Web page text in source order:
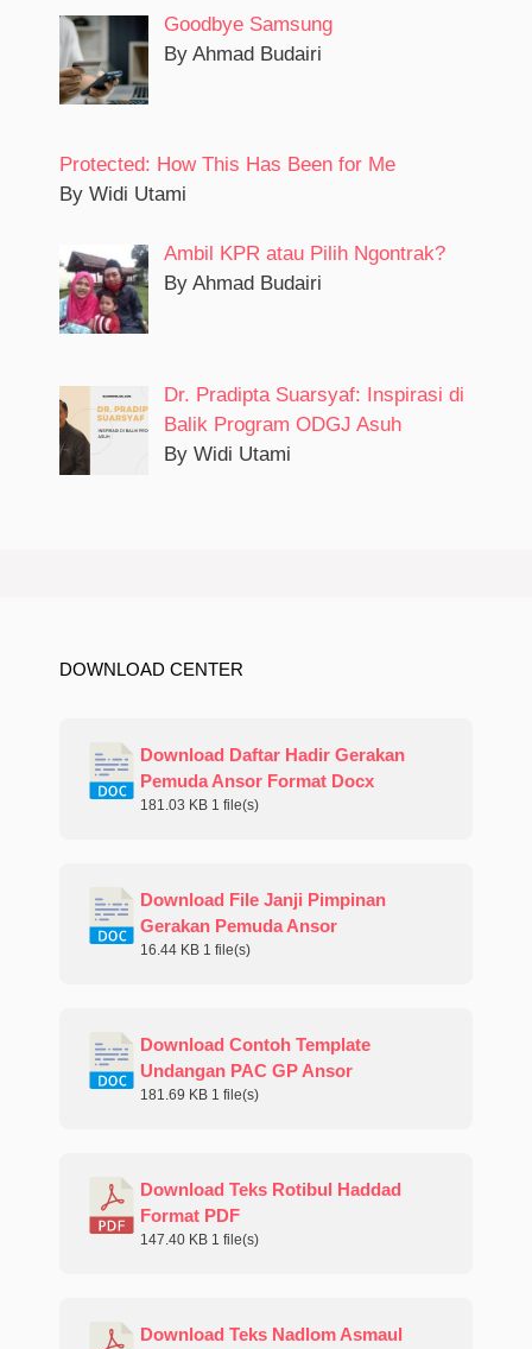
Goodbye Samsung
By Ahmad Budairi
Protected: How This Has Been for Me
By Widi Utami
Ambil KPR atau Pilih Ngontrak?
By Ahmad Budairi
Dr. Pradipta Suarsyaf: Inspirasi di
Balik Program ODGJ Asuh
By Widi Utami
DOWNLOAD CENTER
Download Daftar Hadir Gerakan
Pemuda Ansor Format Docx
181.03 KB 1 file(s)
Download File Janji Pimpinan
Gerakan Pemuda Ansor
16.44 KB 1 file(s)
Download Contoh Template
Undangan PAC GP Ansor
181.69 KB 1 file(s)
Download Teks Rotibul Haddad
Format PDF
147.40 KB 1 file(s)
Download Teks Nadlom Asmaul